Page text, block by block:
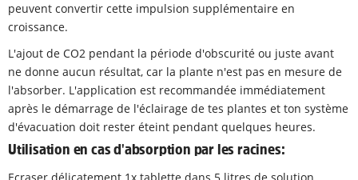
peuvent convertir cette impulsion supplémentaire en
croissance.
L'ajout de CO2 pendant la période d'obscurité ou juste avant
ne donne aucun résultat, car la plante n'est pas en mesure de
l'absorber. L'application est recommandée immédiatement
après le démarrage de l'éclairage de tes plantes et ton système
d'évacuation doit rester éteint pendant quelques heures.
Utilisation en cas d'absorption par les racines: